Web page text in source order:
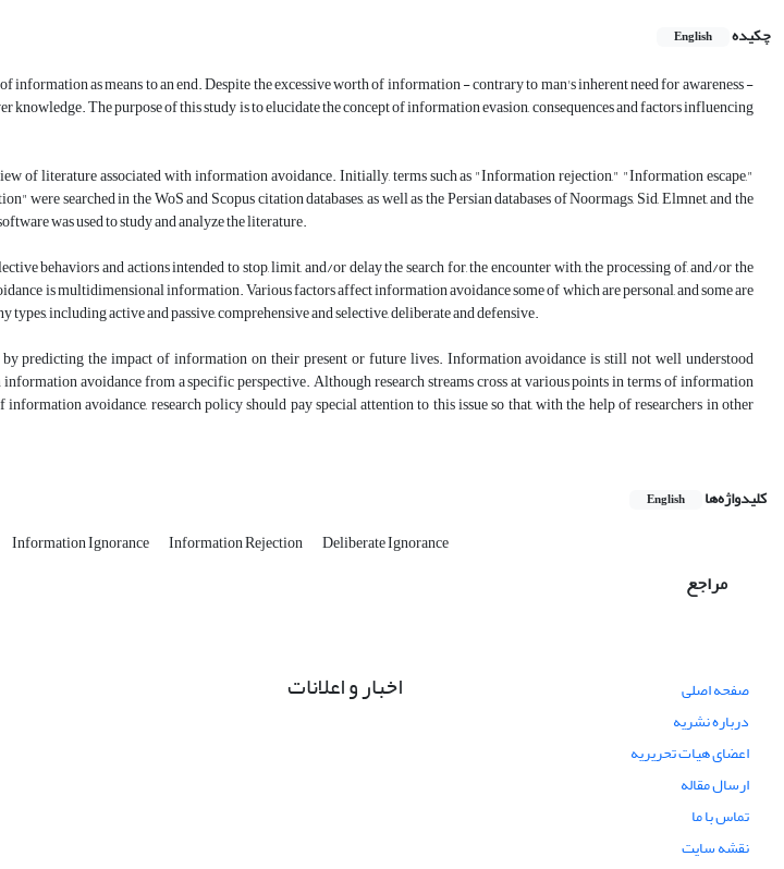
چکیده
English
information as means to an end. Despite the excessive worth of information - contrary to man's inherent need for awareness -
The purpose of this study is to elucidate the concept of information evasion, consequences and factors influencing
of literature associated with information avoidance. Initially, terms such as "Information rejection," "Information escape,"
searched in the WoS and Scopus citation databases, as well as the Persian databases of Noormags, Sid, Elmnet, and the
was used to study and analyze the literature.
behaviors and actions intended to stop, limit, and/or delay the search for, the encounter with, the processing of, and/or the
is multidimensional information. Various factors affect information avoidance some of which are personal, and some are
including active and passive, comprehensive and selective, deliberate and defensive.
predicting the impact of information on their present or future lives. Information avoidance is still not well understood
information avoidance from a specific perspective. Although research streams cross at various points in terms of information
avoidance, research policy should pay special attention to this issue so that, with the help of researchers in other
کلیدواژه‌ها English
Information Ignorance Information Rejection Deliberate Ignorance
مراجع
صفحه اصلی
درباره نشریه
اعضای هیات تحریریه
ارسال مقاله
تماس با ما
نقشه سایت
اخبار و اعلانات